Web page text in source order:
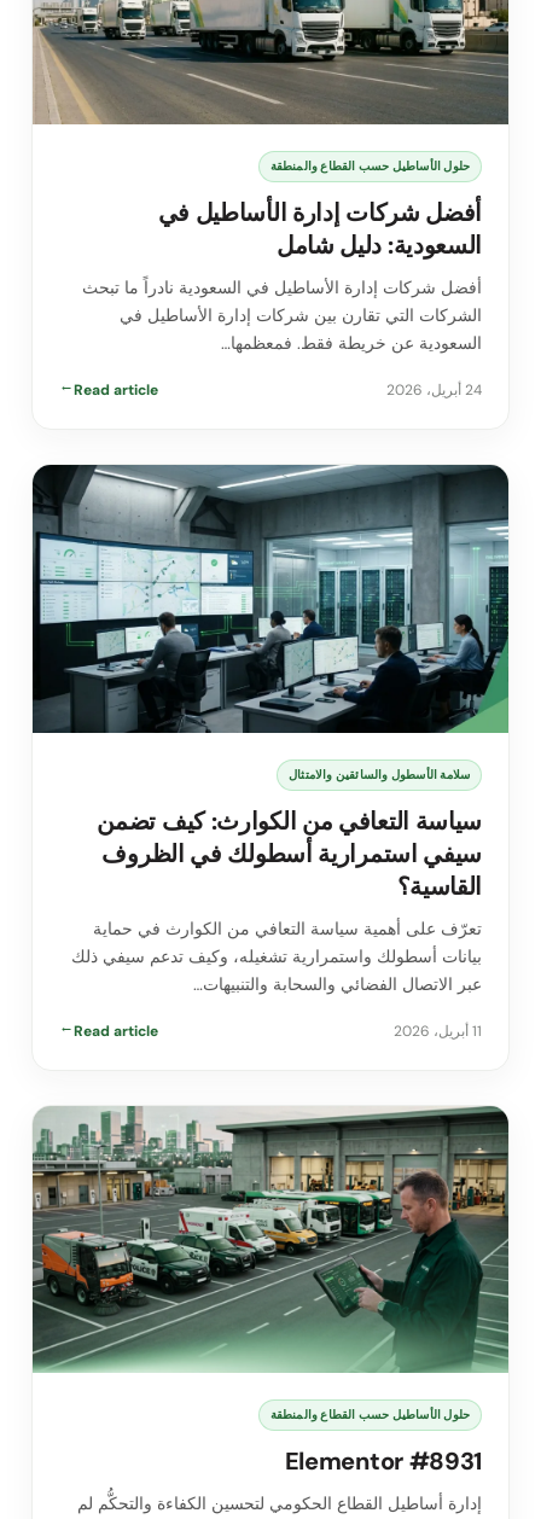
حلول الأساطيل حسب القطاع والمنطقة
أفضل شركات إدارة الأساطيل في
السعودية: دليل شامل
أفضل شركات إدارة الأساطيل في السعودية نادراً ما تبحث
الشركات التي تقارن بين شركات إدارة الأساطيل في
السعودية عن خريطة فقط. فمعظمها…
24 أبريل، 2026 Read article
→
سلامة الأسطول والسائقين والامتثال
سياسة التعافي من الكوارث: كيف تضمن
سيفي استمرارية أسطولك في الظروف
القاسية؟
تعرّف على أهمية سياسة التعافي من الكوارث في حماية
بيانات أسطولك واستمرارية تشغيله، وكيف تدعم سيفي ذلك
عبر الاتصال الفضائي والسحابة والتنبيهات…
11 أبريل، 2026 Read article
→
حلول الأساطيل حسب القطاع والمنطقة
Elementor #8931
إدارة أساطيل القطاع الحكومي لتحسين الكفاءة والتحكُّم لم